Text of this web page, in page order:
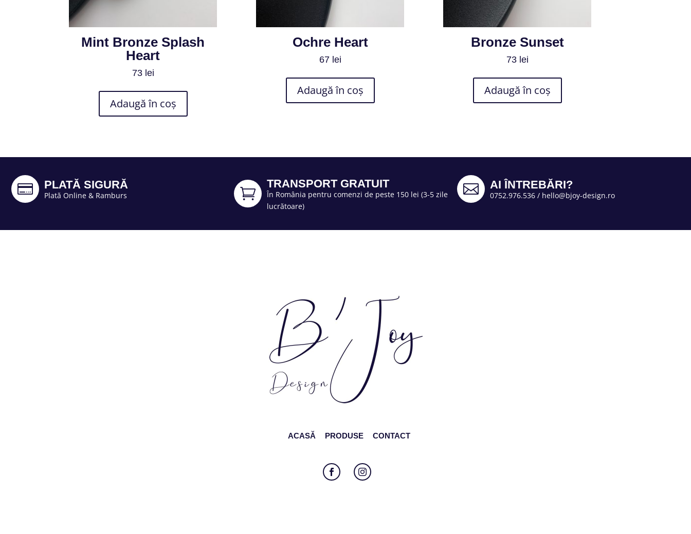
Mint Bronze Splash
Heart
73lei
Adaugă în coș
Ochre Heart
67lei
Adaugă în coș
Bronze Sunset
73lei
Adaugă în coș
 PLATĂ SIGURĂ
Plată Online & Ramburs 
TRANSPORT GRATUIT
În România pentru comenzi de peste 150 lei (3-5 zile
lucrătoare)
 AI ÎNTREBĂRI?
0752.976.536 / hello@bjoy-design.ro
ACASĂ PRODUSE CONTACT